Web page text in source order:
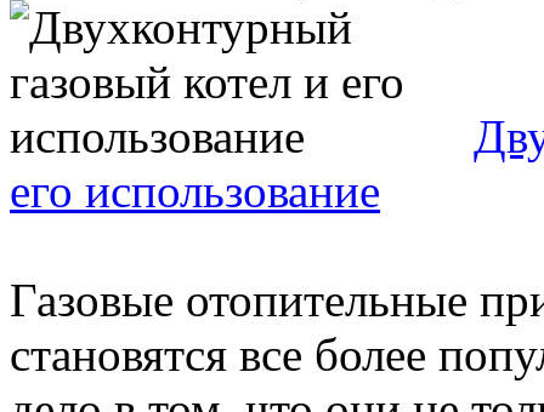
его использование
Газовые отопительные
становятся все более